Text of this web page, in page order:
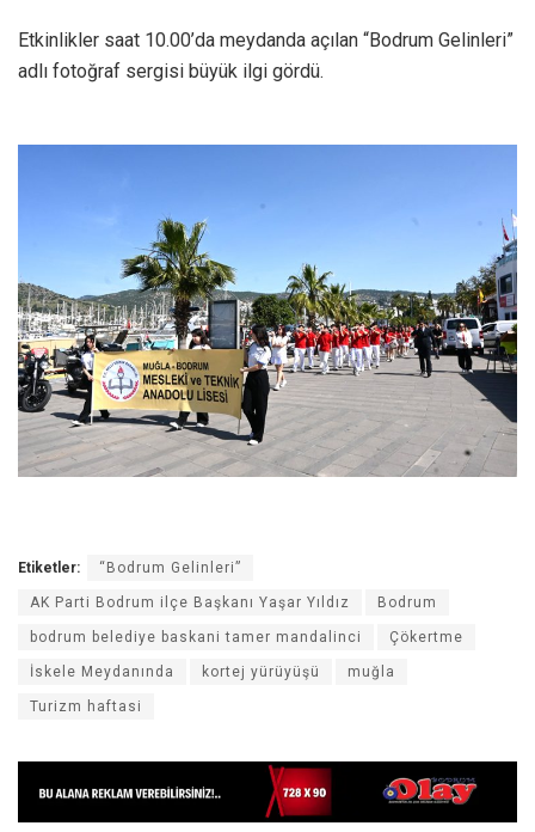
Etkinlikler saat 10.00’da meydanda açılan “Bodrum Gelinleri”
adlı fotoğraf sergisi büyük ilgi gördü.
Etiketler: “Bodrum Gelinleri”
AK Parti Bodrum ilçe Başkanı Yaşar Yıldız Bodrum
bodrum belediye baskani tamer mandalinci Çökertme
İskele Meydanında kortej yürüyüşü muğla
Turizm haftasi